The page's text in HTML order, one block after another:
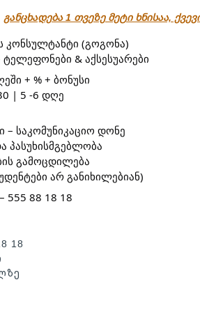
განცხადება 1 თვეზე მეტი ხნისაა,
კონსულტანტი (გოგონა)
& აქსესუარები
+ % + ბონუსი
| 5 -6 დღე
– საკომუნიკაციო დონე
პასუხისმგებლობა
გამოცდილება
არ განიხილებიან)
555 88 18 18
18